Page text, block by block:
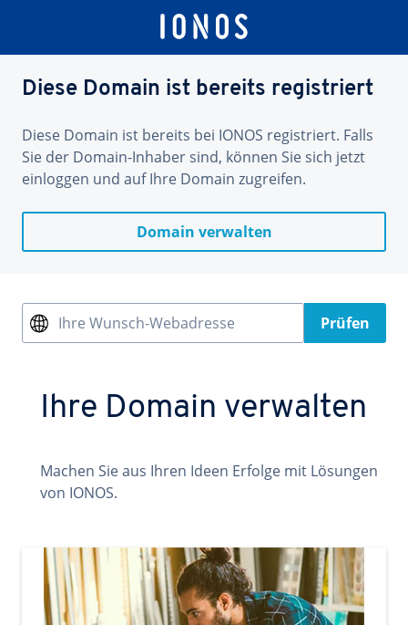
Diese Domain ist bereits registriert
Diese Domain ist bereits bei IONOS registriert. Falls
Sie der Domain-Inhaber sind, können Sie sich jetzt
einloggen und auf Ihre Domain zugreifen.
Domain verwalten
Ihre Wunsch-Webadresse Prüfen
Ihre Domain verwalten
Machen Sie aus Ihren Ideen Erfolge mit Lösungen
von IONOS.